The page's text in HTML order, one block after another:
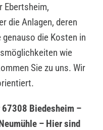
Ebertsheim,
die Anlagen, deren
die Kosten in
wie
Sie zu uns. Wir
Biedesheim –
– Hier sind